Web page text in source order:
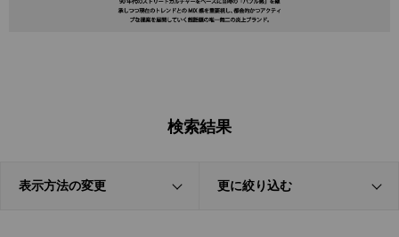
検索結果
表示方法の変更 更に絞り込む